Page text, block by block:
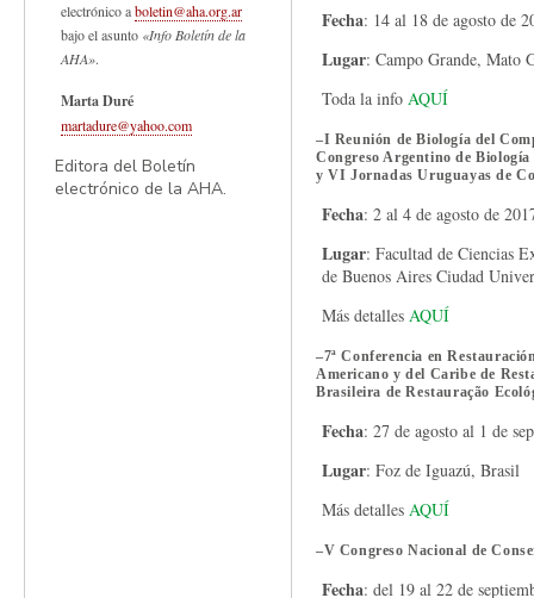
Fecha: 14 al 18 de agosto de
Lugar: Campo Grande, Mato
Toda la info AQUÍ
–I Reunión de Biología del
Congreso Argentino de
y VI Jornadas Uruguayas de
Fecha: 2 al 4 de agosto de
Lugar: Facultad de Ciencias
de Buenos Aires Ciudad
Más detalles AQUÍ
–7ª Conferencia en
Americano y del Caribe de
Brasileira de Restauração
Fecha: 27 de agosto al 1 de
Lugar: Foz de Iguazú, Brasil
Más detalles AQUÍ
–V Congreso Nacional de
Fecha: del 19 al 22 de
electrónico aboletin@aha.org.ar
bajo el asunto «Info Boletín de la
AHA».
Marta Duré
martadure@yahoo.com
Editora del Boletín
electrónico de la AHA.